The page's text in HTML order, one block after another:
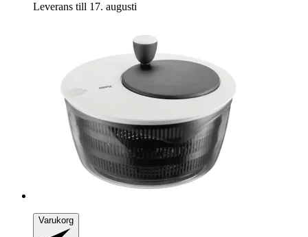
Leverans till 17. augusti
Varukorg